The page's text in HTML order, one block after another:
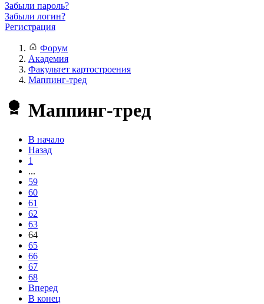
Забыли пароль?
Забыли логин?
Регистрация
Форум
Академия
Факультет картостроения
Маппинг-тред
Маппинг-тред
В начало
Назад
1
...
59
60
61
62
63
64
65
66
67
68
Вперед
В конец